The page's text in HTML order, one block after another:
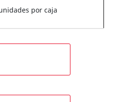
por caja